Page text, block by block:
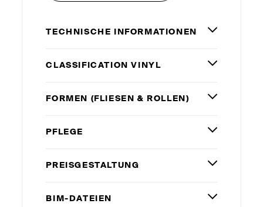
TECHNISCHE INFORMATIONEN
CLASSIFICATION VINYL
FORMEN (FLIESEN& ROLLEN)
PFLEGE
PREISGESTALTUNG
BIM-DATEIEN